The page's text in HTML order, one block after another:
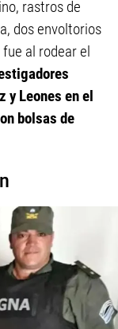
rastros de
dos envoltorios
al rodear el
y Leones en el
bolsas de